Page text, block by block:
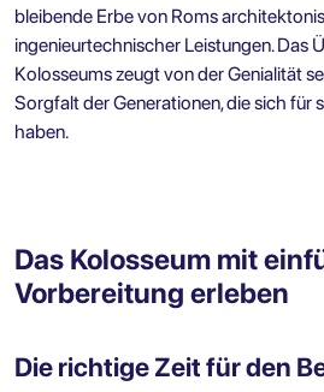
bleibende Erbe von Roms
ingenieurtechnischer Leistungen. Das
Kolosseums zeugt von der Genialität
Sorgfalt der Generationen, die sich für
haben.
Das Kolosseum mit
Vorbereitung erleben
Die richtige Zeit für den